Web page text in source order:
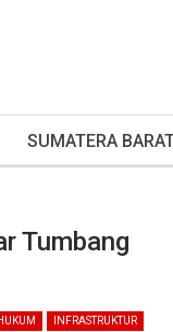
SUMATERA
Tumbang
INFRASTRUKTUR